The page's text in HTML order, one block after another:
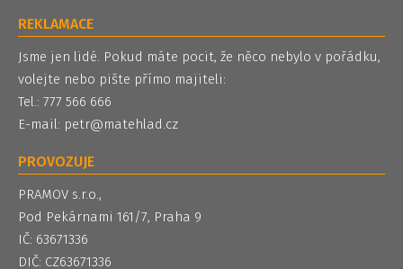
REKLAMACE
Jsme jen lidé. Pokud máte pocit, že něco nebylo v pořádku,
volejte nebo pište přímo majiteli:
Tel.: 777 566 666
E-mail: petr@matehlad.cz
PROVOZUJE
PRAMOV s.r.o.,
Pod Pekárnami 161/7, Praha 9
IČ: 63671336
DIČ: CZ63671336